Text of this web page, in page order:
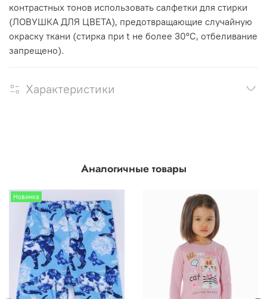
контрастных тонов использовать салфетки для стирки
(ЛОВУШКА ДЛЯ ЦВЕТА), предотвращающие случайную
окраску ткани (стирка при t не более 30°C, отбеливание
запрещено).
Характеристики
Аналогичные товары
Новинка